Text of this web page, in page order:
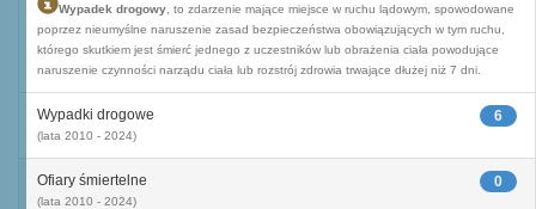
Wypadek drogowy , to zdarzenie mające miejsce w ruchu lądowym, spowodowane
poprzez nieumyślne naruszenie zasad bezpieczeństwa obowiązujących w tym ruchu,
którego skutkiem jest śmierć jednego z uczestników lub obrażenia ciała powodujące
naruszenie czynności narządu ciała lub rozstrój zdrowia trwające dłużej niż 7 dni.
6
Wypadki drogowe
(lata 2010 - 2024)
0
Ofiary śmiertelne
(lata 2010 - 2024)